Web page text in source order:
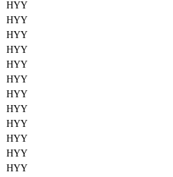
HYY
HYY
HYY
HYY
HYY
HYY
HYY
HYY
HYY
HYY
HYY
HYY